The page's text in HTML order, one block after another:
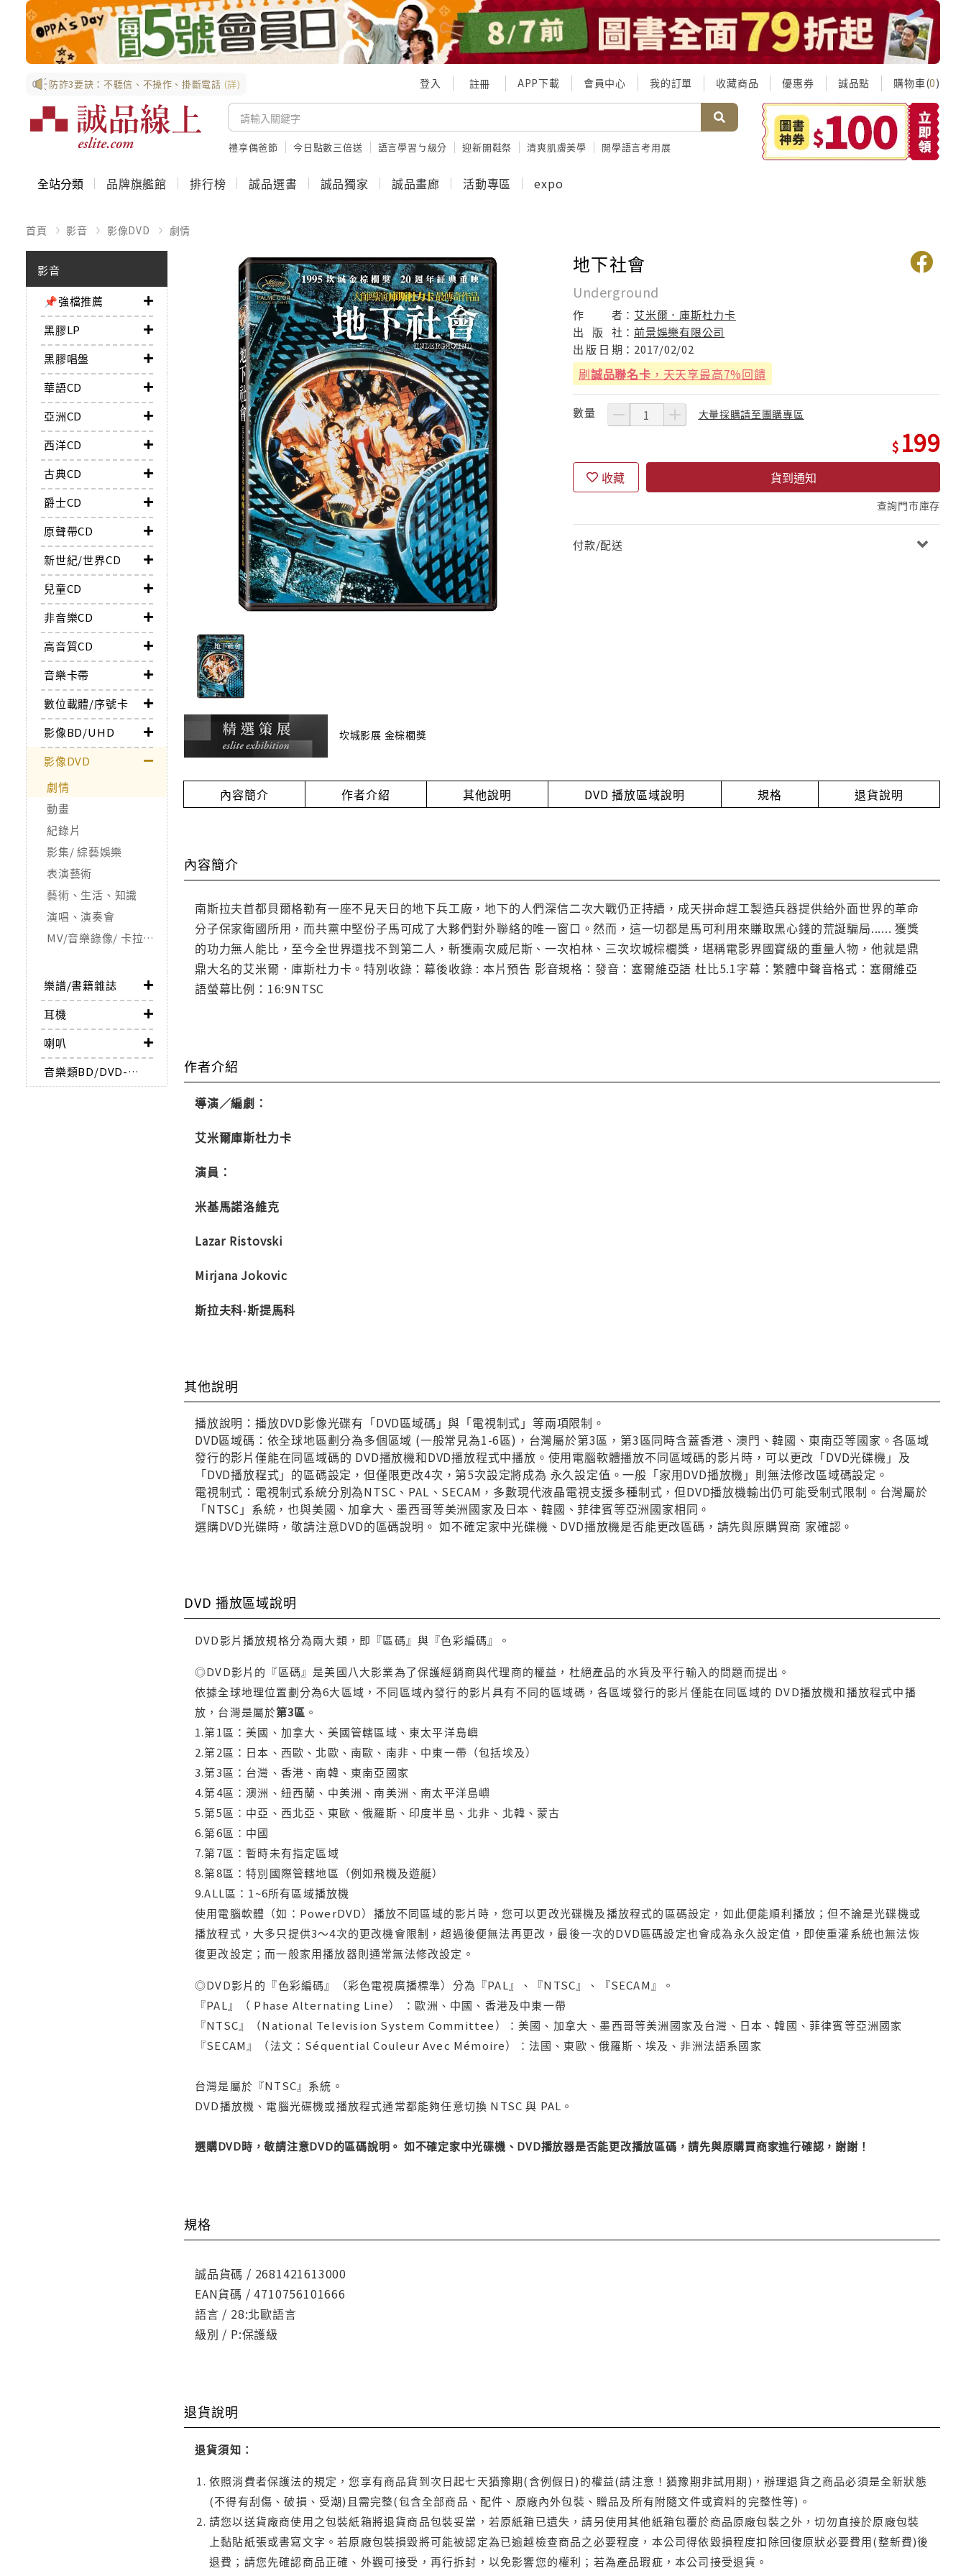
防詐3要訣：不聽信、不操作、掛斷電話 (詳) 登入 註冊 APP下載 會員中心 我的訂單 收藏商品 優惠券 誠品點 購物車(0)
禮享偶爸節 今日點數三倍送 語言學習ㄅ級分 迎新開鞋祭 清爽肌膚美學 開學語言考用展
全站分類 品牌旗艦館 排行榜 誠品選書 誠品獨家 誠品畫廊 活動專區 expo
首頁 影音 影像DVD 劇情
影音
📌強檔推薦
黑膠LP
黑膠唱盤
華語CD
亞洲CD
西洋CD
古典CD
爵士CD
原聲帶CD
新世紀/世界CD
兒童CD
非音樂CD
高音質CD
音樂卡帶
數位載體/序號卡
影像BD/UHD
影像DVD
劇情
動畫
紀錄片
影集/ 綜藝娛樂
表演藝術
藝術、生活、知識
演唱、演奏會
MV/音樂錄像/ 卡拉OK
樂譜/書籍雜誌
耳機
喇叭
音樂類BD/DVD-AUDIO
坎城影展 金棕櫚獎
地下社會
Underground
作 者： 艾米爾．庫斯杜力卡
出
版 社：前景娛樂有限公司
出 版 日 期： 2017/02/02
刷誠品聯名卡 ，天天享最高7%回饋
數量 大量採購請至團購專區
199
收藏 貨到通知
查詢門市庫存
付款/配送
內容簡介 作者介紹 其他說明 DVD 播放區域說明 規格 退貨說明
內容簡介
南斯拉夫首都貝爾格勒有一座不見天日的地下兵工廠，地下的人們深信二次大戰仍正持續，成天拼命趕工製造兵器提供給外面世界的革命
分子保家衛國所用，而共黨中堅份子馬可成了大夥們對外聯絡的唯一窗口。然而，這一切都是馬可利用來賺取黑心錢的荒誕騙局...... 獲獎
的功力無人能比，至今全世界還找不到第二人，斬獲兩次威尼斯、一次柏林、三次坎城棕櫚獎，堪稱電影界國寶級的重量人物，他就是鼎
鼎大名的艾米爾．庫斯杜力卡。特別收錄：幕後收錄 : 本片預告 影音規格：發音：塞爾維亞語 杜比5.1字幕：繁體中聲音格式：塞爾維亞
語螢幕比例：16:9NTSC
作者介紹
導演／編劇：
艾米爾庫斯杜力卡
演員：
米基馬諾洛維克
Lazar Ristovski
Mirjana Jokovic
斯拉夫科‧斯提馬科
其他說明
播放說明：播放DVD影像光碟有「DVD區域碼」與「電視制式」等兩項限制。
DVD區域碼：依全球地區劃分為多個區域 (一般常見為1-6區)，台灣屬於第3區，第3區同時含蓋香港、澳門、韓國、東南亞等國家。各區域
發行的影片僅能在同區域碼的 DVD播放機和DVD播放程式中播放。使用電腦軟體播放不同區域碼的影片時，可以更改「DVD光碟機」及
「DVD播放程式」的區碼設定，但僅限更改4次，第5次設定將成為 永久設定值。一般「家用DVD播放機」則無法修改區域碼設定。
電視制式：電視制式系統分別為NTSC、PAL、SECAM，多數現代液晶電視支援多種制式，但DVD播放機輸出仍可能受制式限制。台灣屬於
「NTSC」系統，也與美國、加拿大、墨西哥等美洲國家及日本、韓國、菲律賓等亞洲國家相同。
選購DVD光碟時，敬請注意DVD的區碼說明。 如不確定家中光碟機、DVD播放機是否能更改區碼，請先與原購買商 家確認。
DVD 播放區域說明
DVD影片播放規格分為兩大類，即『區碼』與『色彩編碼』。
◎DVD影片的『區碼』是美國八大影業為了保護經銷商與代理商的權益，杜絕產品的水貨及平行輸入的問題而提出。
依據全球地理位置劃分為6大區域，不同區域內發行的影片具有不同的區域碼，各區域發行的影片僅能在同區域的 DVD播放機和播放程式中播
放，台灣是屬於第3區 。
1.第1區：美國、加拿大、美國管轄區域、東太平洋島嶼
2.第2區：日本、西歐、北歐、南歐、南非、中東一帶（包括埃及）
3.第3區：台灣、香港、南韓、東南亞國家
4.第4區：澳洲、紐西蘭、中美洲、南美洲、南太平洋島嶼
5.第5區：中亞、西北亞、東歐、俄羅斯、印度半島、北非、北韓、蒙古
6.第6區：中國
7.第7區：暫時未有指定區域
8.第8區：特別國際管轄地區（例如飛機及遊艇）
9.ALL區：1~6所有區域播放機
使用電腦軟體（如：PowerDVD）播放不同區域的影片時，您可以更改光碟機及播放程式的區碼設定，如此便能順利播放；但不論是光碟機或
播放程式，大多只提供3～4次的更改機會限制，超過後便無法再更改，最後一次的DVD區碼設定也會成為永久設定值，即使重灌系統也無法恢
復更改設定；而一般家用播放器則通常無法修改設定。
◎DVD影片的『色彩編碼』（彩色電視廣播標準）分為『PAL』、『NTSC』、『SECAM』。
『PAL』（ Phase Alternating Line） ：歐洲、中國、香港及中東一帶
『NTSC』（National Television System Committee）：美國、加拿大、墨西哥等美洲國家及台灣、日本、韓國、菲律賓等亞洲國家
『SECAM』（法文：Séquential Couleur Avec Mémoire）：法國、東歐、俄羅斯、埃及、非洲法語系國家
台灣是屬於『NTSC』系統。
DVD播放機、電腦光碟機或播放程式通常都能夠任意切換 NTSC 與 PAL。
選購DVD時，敬請注意DVD的區碼說明。 如不確定家中光碟機、DVD播放器是否能更改播放區碼，請先與原購買商家進行確認，謝謝！
規格
誠品貨碼 / 2681421613000
EAN貨碼 / 4710756101666
語言 / 28:北歐語言
級別 / P:保護級
退貨說明
退貨須知：
依照消費者保護法的規定，您享有商品貨到次日起七天猶豫期(含例假日)的權益(請注意！猶豫期非試用期)，辦理退貨之商品必須是全新狀態
(不得有刮傷、破損、受潮)且需完整(包含全部商品、配件、原廠內外包裝、贈品及所有附隨文件或資料的完整性等)。
請您以送貨廠商使用之包裝紙箱將退貨商品包裝妥當，若原紙箱已遺失，請另使用其他紙箱包覆於商品原廠包裝之外，切勿直接於原廠包裝
上黏貼紙張或書寫文字。若原廠包裝損毀將可能被認定為已逾越檢查商品之必要程度，本公司得依毀損程度扣除回復原狀必要費用(整新費)後
退費；請您先確認商品正確、外觀可接受，再行拆封，以免影響您的權利；若為產品瑕疵，本公司接受退貨。